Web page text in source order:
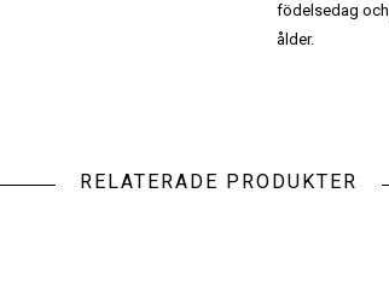
födelsedag och
ålder.
RELATERADE PRODUKTER